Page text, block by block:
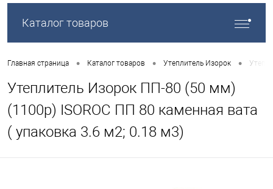
Каталог товаров
Главная страница • Каталог товаров • Утеплитель Изорок •
Утеплитель Изорок ПП-80 (50 мм)
(1100р) ISOROC ПП 80 каменная вата
( упаковка 3.6 м2; 0.18 м3)